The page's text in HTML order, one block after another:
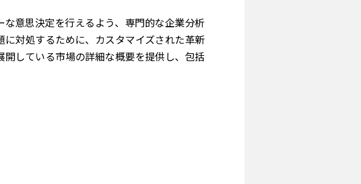
意思決定を行えるよう、専門的な企業分析
対処するために、カスタマイズされた革新
している市場の詳細な概要を提供し、包括